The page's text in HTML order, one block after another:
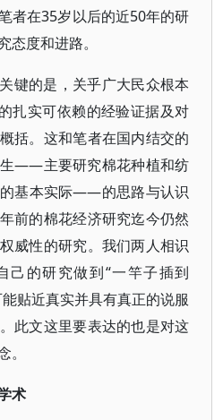
者在35岁以后的近50年的研
态度和进路。
键的是，关乎广大民众根本
扎实可依赖的经验证据及对
括。这和笔者在国内结交的
——主要研究棉花种植和纺
基本实际——的思路与认识
前的棉花经济研究迄今仍然
威性的研究。我们两人相识
己的研究做到“一竿子插到
贴近真实并具有真正的说服
此文这里要表达的也是对这
术